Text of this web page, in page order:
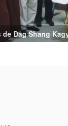
de Dag Shang